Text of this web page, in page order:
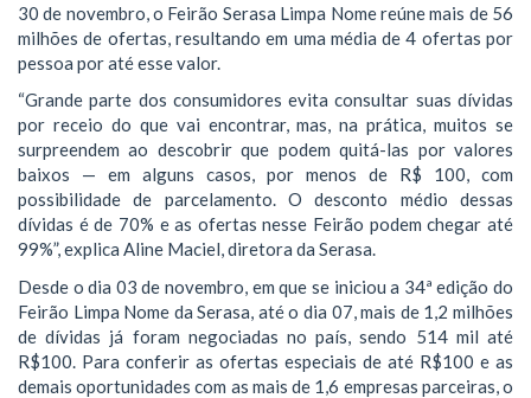
30 de novembro, o Feirão Serasa Limpa Nome reúne mais de 56
milhões de ofertas, resultando em uma média de 4 ofertas por
pessoa por até esse valor.
“Grande parte dos consumidores evita consultar suas dívidas
por receio do que vai encontrar, mas, na prática, muitos se
surpreendem ao descobrir que podem quitá-las por valores
baixos — em alguns casos, por menos de R$ 100, com
possibilidade de parcelamento. O desconto médio dessas
dívidas é de 70% e as ofertas nesse Feirão podem chegar até
99%”, explica Aline Maciel, diretora da Serasa.
Desde o dia 03 de novembro, em que se iniciou a 34ª edição do
Feirão Limpa Nome da Serasa, até o dia 07, mais de 1,2 milhões
de dívidas já foram negociadas no país, sendo 514 mil até
R$100. Para conferir as ofertas especiais de até R$100 e as
demais oportunidades com as mais de 1,6 empresas parceiras, o